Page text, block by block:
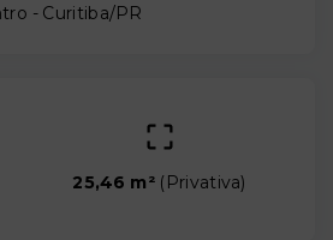
- Curitiba/PR
25,46 m² ( Privativa)